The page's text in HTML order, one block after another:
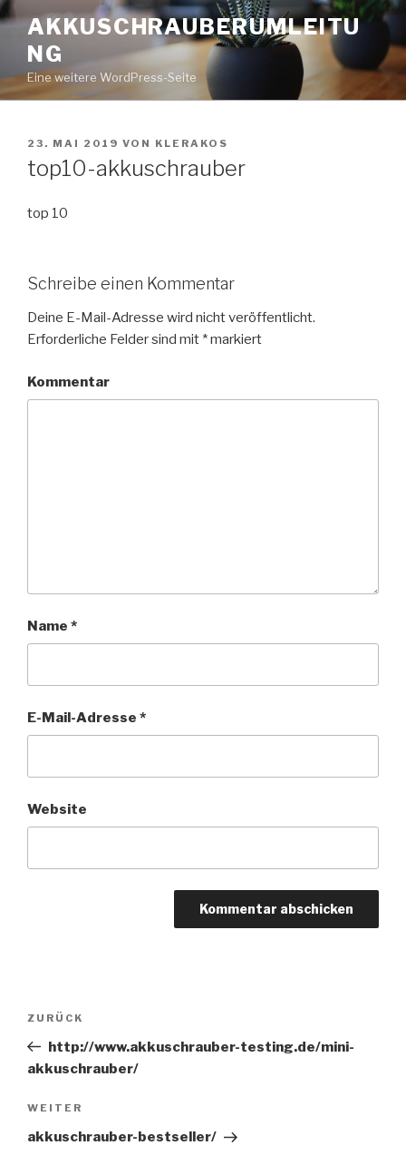
Zum
Inhalt
springen
AKKUSCHRAUBERUMLEITU
NG
Eine weitere WordPress-Seite
VERÖFFENTLICHT
AM
23. MAI 2019 VON KLERAKOS
top10-akkuschrauber
top 10
Schreibe einen Kommentar
Deine E-Mail-Adresse wird nicht veröffentlicht.
Erforderliche Felder sind mit *markiert
Kommentar
Name *
E-Mail-Adresse *
Website
Beitragsnavigation
Vorheriger
Beitrag
ZURÜCK
http://www.akkuschrauber-testing.de/mini-
akkuschrauber/
Nächster
Beitrag
WEITER
akkuschrauber-bestseller/